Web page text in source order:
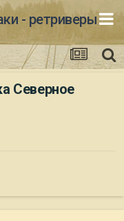
- ретриверы
Северное